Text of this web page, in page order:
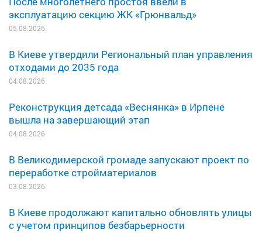
эксплуатацию секцию ЖК «Грюнвальд»
05.08.2026
В Киеве утвердили Региональный план управления
отходами до 2035 года
04.08.2026
Реконструкция детсада «Веснянка» в Ирпене
вышла на завершающий этап
04.08.2026
В Великодимерской громаде запускают проект по
переработке стройматериалов
03.08.2026
В Киеве продолжают капитально обновлять улицы
с учетом принципов безбарьерности